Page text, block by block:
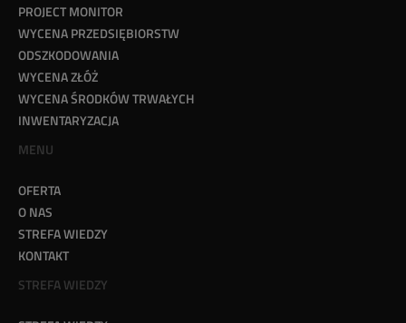
PROJECT MONITOR
WYCENA PRZEDSIĘBIORSTW
ODSZKODOWANIA
WYCENA ZŁÓŻ
WYCENA ŚRODKÓW TRWAŁYCH
INWENTARYZACJA
MENU
OFERTA
O NAS
STREFA WIEDZY
KONTAKT
STREFA WIEDZY